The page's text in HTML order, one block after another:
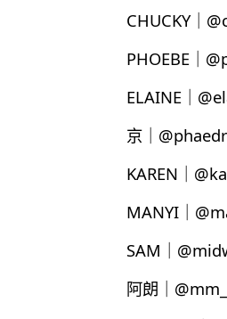
CHUCKY｜
PHOEBE｜
ELAINE｜
京｜
KAREN｜
MANYI｜
SAM｜
阿朗｜